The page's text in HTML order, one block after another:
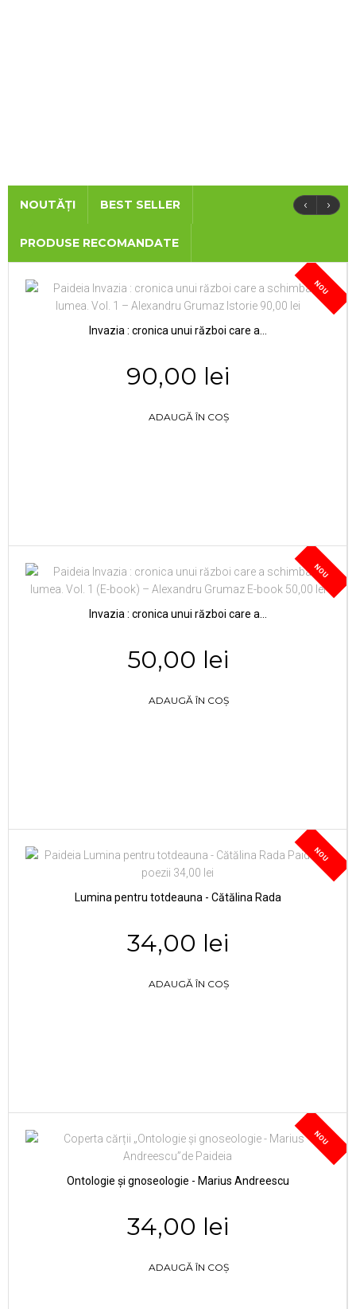
NOUTĂȚI BEST SELLER
PRODUSE RECOMANDATE
‹ ›
NOU
Invazia : cronica unui război care a...
90,00 lei
ADAUGĂ ÎN COȘ
NOU
Invazia : cronica unui război care a...
50,00 lei
ADAUGĂ ÎN COȘ
NOU
Lumina pentru totdeauna - Cătălina Rada
34,00 lei
ADAUGĂ ÎN COȘ
NOU
Ontologie și gnoseologie - Marius Andreescu
34,00 lei
ADAUGĂ ÎN COȘ